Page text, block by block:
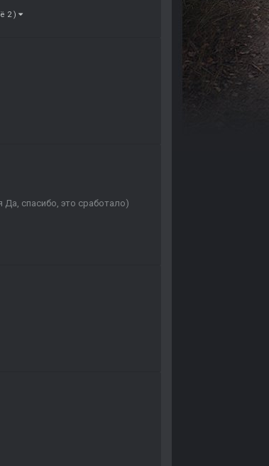
2 )
спасибо, это сработало)